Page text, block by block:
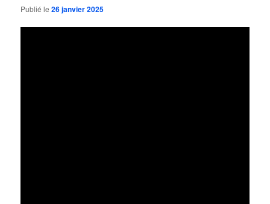
Publié le26 janvier 2025